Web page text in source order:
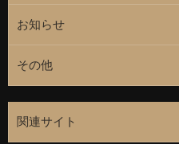
お知らせ
その他
関連サイト